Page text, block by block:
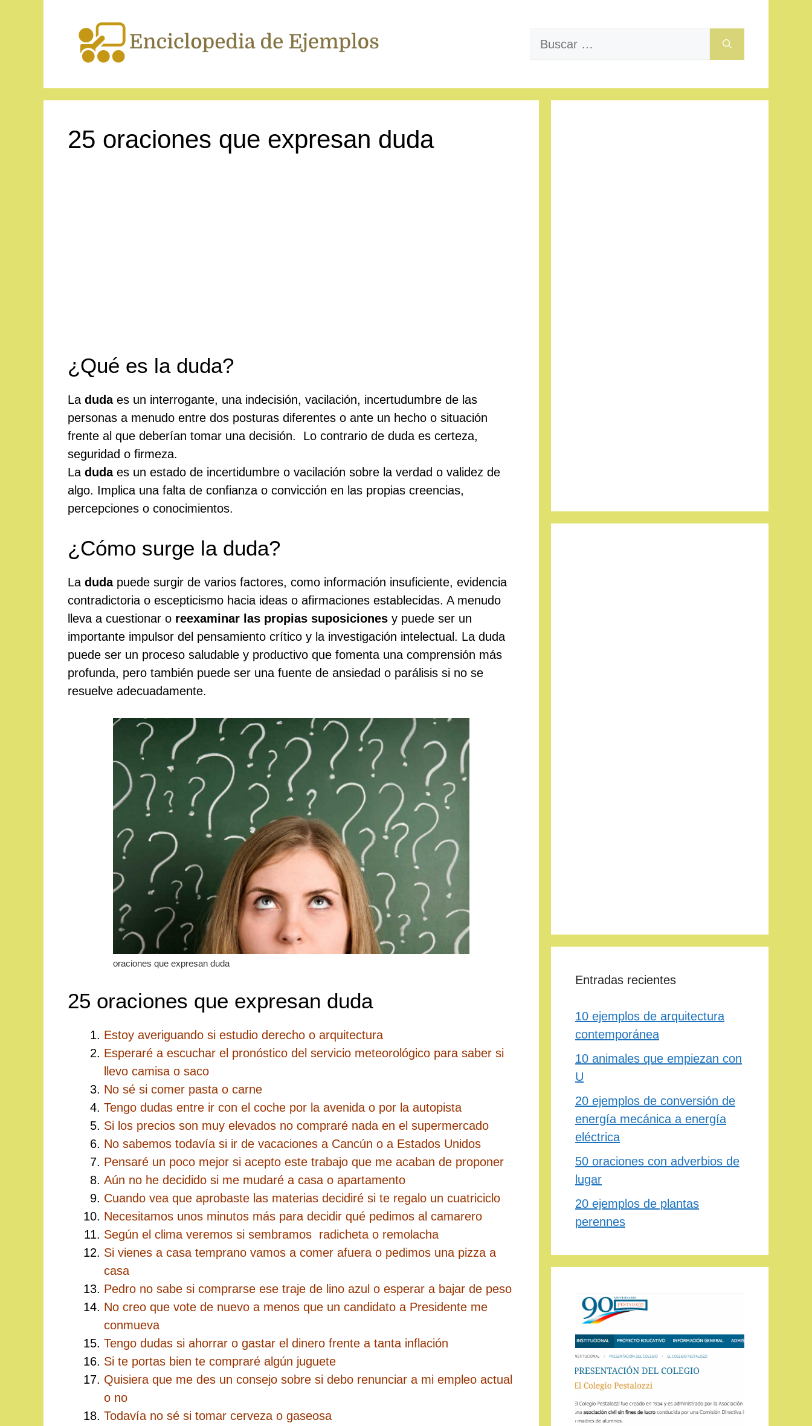
Buscar:
25 oraciones que expresan duda
¿Qué es la duda?
La dudaes un interrogante, una indecisión, vacilación, incertudumbre de las
personas a menudo entre dos posturas diferentes o ante un hecho o situación
frente al que deberían tomar una decisión. Lo contrario de duda es certeza,
seguridad o firmeza.
La dudaes un estado de incertidumbre o vacilación sobre la verdad o validez de
algo. Implica una falta de confianza o convicción en las propias creencias,
percepciones o conocimientos.
¿Cómo surge la duda?
La dudapuede surgir de varios factores, como información insuficiente, evidencia
contradictoria o escepticismo hacia ideas o afirmaciones establecidas. A menudo
lleva a cuestionar o reexaminar las propias suposiciones y puede ser un
importante impulsor del pensamiento crítico y la investigación intelectual. La duda
puede ser un proceso saludable y productivo que fomenta una comprensión más
profunda, pero también puede ser una fuente de ansiedad o parálisis si no se
resuelve adecuadamente.
oraciones que expresan duda
25 oraciones que expresan duda
Estoy averiguando si estudio derecho o arquitectura
Esperaré a escuchar el pronóstico del servicio meteorológico para saber si
llevo camisa o saco
No sé si comer pasta o carne
Tengo dudas entre ir con el coche por la avenida o por la autopista
Si los precios son muy elevados no compraré nada en el supermercado
No sabemos todavía si ir de vacaciones a Cancún o a Estados Unidos
Pensaré un poco mejor si acepto este trabajo que me acaban de proponer
Aún no he decidido si me mudaré a casa o apartamento
Cuando vea que aprobaste las materias decidiré si te regalo un cuatriciclo
Necesitamos unos minutos más para decidir qué pedimos al camarero
Según el clima veremos si sembramos radicheta o remolacha
Si vienes a casa temprano vamos a comer afuera o pedimos una pizza a
casa
Pedro no sabe si comprarse ese traje de lino azul o esperar a bajar de peso
No creo que vote de nuevo a menos que un candidato a Presidente me
conmueva
Tengo dudas si ahorrar o gastar el dinero frente a tanta inflación
Si te portas bien te compraré algún juguete
Quisiera que me des un consejo sobre si debo renunciar a mi empleo actual
o no
Todavía no sé si tomar cerveza o gaseosa
Entradas recientes
10 ejemplos de arquitectura
contemporánea
10 animales que empiezan con
U
20 ejemplos de conversión de
energía mecánica a energía
eléctrica
50 oraciones con adverbios de
lugar
20 ejemplos de plantas
perennes